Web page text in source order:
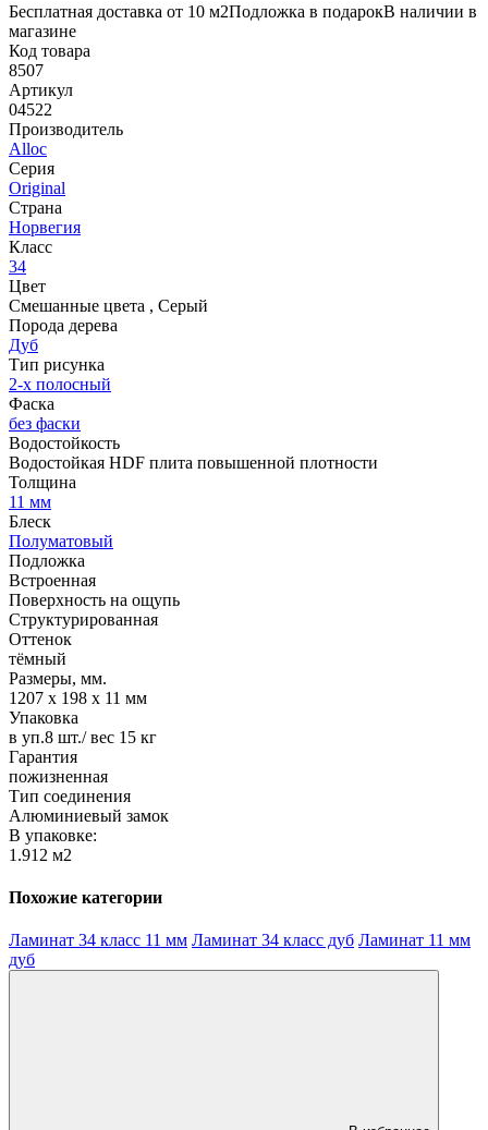
Бесплатная доставка от 10 м2Подложка в подарокВ наличии в
магазине
Код товара
8507
Артикул
04522
Производитель
Alloc
Серия
Original
Страна
Норвегия
Класс
34
Цвет
Смешанные цвета , Серый
Порода дерева
Дуб
Тип рисунка
2-х полосный
Фаска
без фаски
Водостойкость
Водостойкая HDF плита повышенной плотности
Толщина
11 мм
Блеск
Полуматовый
Подложка
Встроенная
Поверхность на ощупь
Структурированная
Оттенок
тёмный
Размеры, мм.
1207 х 198 х 11 мм
Упаковка
в уп.8 шт./ вес 15 кг
Гарантия
пожизненная
Тип соединения
Алюминиевый замок
В упаковке:
1.912 м2
Похожие категории
Ламинат 34 класс 11 мм Ламинат 34 класс дуб Ламинат 11 мм
дуб